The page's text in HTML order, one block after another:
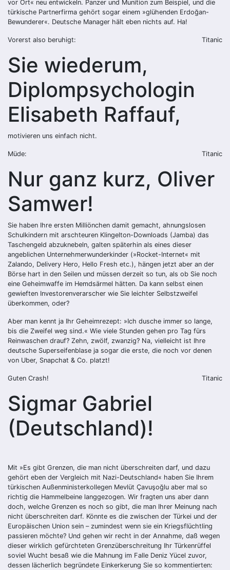
vor Ort« neu entwickeln. Panzer und Munition zum Beispiel, und die
türkische Partnerfirma gehört sogar einem »glühenden Erdoğan-
Bewunderer«. Deutsche Manager hält eben nichts auf. Ha!
Vorerst also beruhigt: Titanic
Sie wiederum,
Diplompsychologin
Elisabeth Raffauf,
motivieren uns einfach nicht.
Müde: Titanic
Nur ganz kurz, Oliver
Samwer!
Sie haben Ihre ersten Milliönchen damit gemacht, ahnungslosen
Schulkindern mit arschteuren Klingelton-Downloads (Jamba) das
Taschengeld abzuknebeln, galten späterhin als eines dieser
angeblichen Unternehmerwunderkinder (»Rocket-Internet« mit
Zalando, Delivery Hero, Hello Fresh etc.), hängen jetzt aber an der
Börse hart in den Seilen und müssen derzeit so tun, als ob Sie noch
eine Geheimwaffe im Hemdsärmel hätten. Da kann selbst einen
gewieften Investorenverarscher wie Sie leichter Selbstzweifel
überkommen, oder?
Aber man kennt ja Ihr Geheimrezept: »Ich dusche immer so lange,
bis die Zweifel weg sind.« Wie viele Stunden gehen pro Tag fürs
Reinwaschen drauf? Zehn, zwölf, zwanzig? Na, vielleicht ist Ihre
deutsche Superseifenblase ja sogar die erste, die noch vor denen
von Uber, Snapchat & Co. platzt!
Guten Crash! Titanic
Sigmar Gabriel
(Deutschland)!
Mit »Es gibt Grenzen, die man nicht überschreiten darf, und dazu
gehört eben der Vergleich mit Nazi-Deutschland« haben Sie Ihrem
türkischen Außenministerkollegen Mevlüt Çavuşoğlu aber mal so
richtig die Hammelbeine langgezogen. Wir fragten uns aber dann
doch, welche Grenzen es noch so gibt, die man Ihrer Meinung nach
nicht überschreiten darf. Könnte es die zwischen der Türkei und der
Europäischen Union sein – zumindest wenn sie ein Kriegsflüchtling
passieren möchte? Und gehen wir recht in der Annahme, daß wegen
dieser wirklich gefürchteten Grenzüberschreitung Ihr Türkenrüffel
soviel Wucht besaß wie die Mahnung im Falle Deniz Yücel zuvor,
dessen lächerlich begründete Einkerkerung Sie so kommentierten: